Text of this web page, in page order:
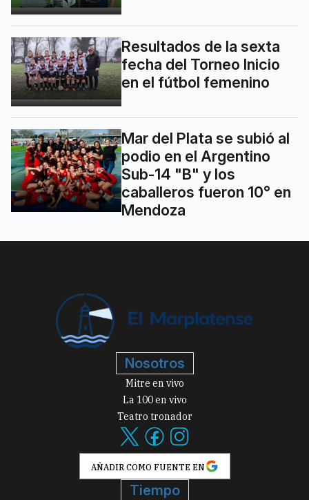
Resultados de la sexta
fecha del Torneo Inicio
en el fútbol femenino
Mar del Plata se subió al
podio en el Argentino
Sub-14 "B" y los
caballeros fueron 10° en
Mendoza
Nosotros
Mitre en vivo
La 100 en vivo
Teatro tronador
AÑADIR COMO FUENTE EN
Tiempo